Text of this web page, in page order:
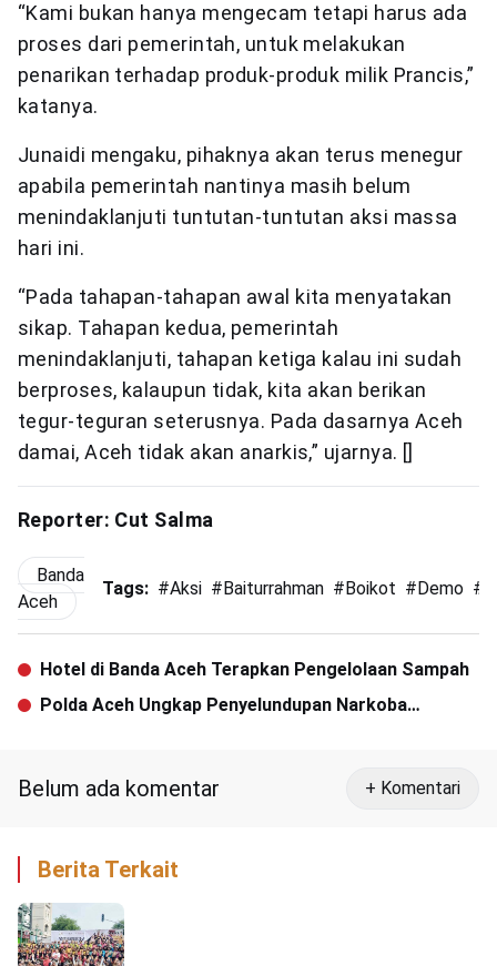
“Kami bukan hanya mengecam tetapi harus ada
proses dari pemerintah, untuk melakukan
penarikan terhadap produk-produk milik Prancis,”
katanya.
Junaidi mengaku, pihaknya akan terus menegur
apabila pemerintah nantinya masih belum
menindaklanjuti tuntutan-tuntutan aksi massa
hari ini.
“Pada tahapan-tahapan awal kita menyatakan
sikap. Tahapan kedua, pemerintah
menindaklanjuti, tahapan ketiga kalau ini sudah
berproses, kalaupun tidak, kita akan berikan
tegur-teguran seterusnya. Pada dasarnya Aceh
damai, Aceh tidak akan anarkis,” ujarnya. []
Reporter: Cut Salma
Banda
Aceh
Tags: #Aksi # Baiturrahman # Boikot # Demo #
Hotel di Banda Aceh Terapkan Pengelolaan Sampah
Polda Aceh Ungkap Penyelundupan Narkoba
Belum ada komentar + Komentari
Berita Terkait